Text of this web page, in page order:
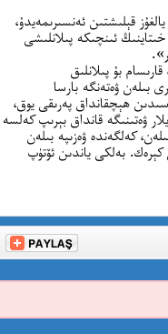
قېلىشتىن ئەنسىرىمەيدۇ،
ئىنچىكە پىلانلىشى
بۇ پىلانلىق
بىلەن ۋەتەنگە بارسا
باشقا 1.4 مىليارد خىتاي پۇقراسىدىن ھېچقانداق پەرىقى يوق،
ۋەتىنىگە قانداق بېرىپ كەلسە
كەلگەندە ۋەزىپە بىلەن
كېرەك. بەلكى ياندىن ئۆتۈپ